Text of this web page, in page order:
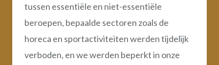
tussen essentiële en niet-essentiële
beroepen, bepaalde sectoren zoals de
horeca en sportactiviteiten werden tijdelijk
verboden, en we werden beperkt in onze